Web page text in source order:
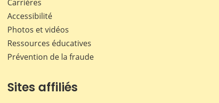
Carrières
Accessibilité
Photos et vidéos
Ressources éducatives
Prévention de la fraude
Sites affiliés